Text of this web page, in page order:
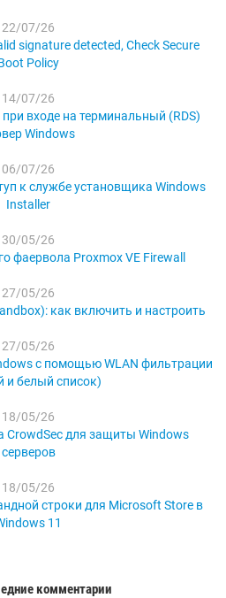
22/07/26
signature detected, Check Secure
Policy
14/07/26
входе на терминальный (RDS)
Windows
06/07/26
к службе установщика Windows
Installer
30/05/26
фаервола Proxmox VE Firewall
27/05/26
как включить и настроить
27/05/26
с помощью WLAN фильтрации
и белый список)
18/05/26
CrowdSec для защиты Windows
серверов
18/05/26
строки для Microsoft Store в
11
комментарии